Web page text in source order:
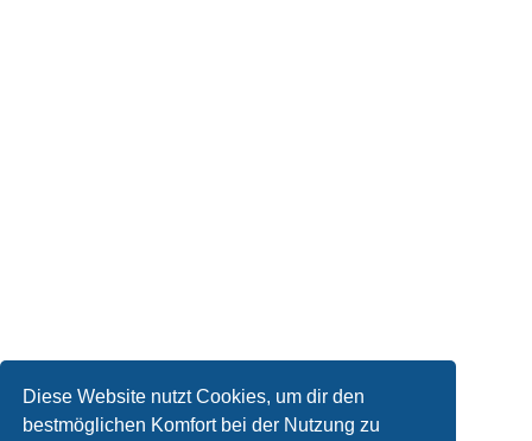
Diese Website nutzt Cookies, um dir den
bestmöglichen Komfort bei der Nutzung zu